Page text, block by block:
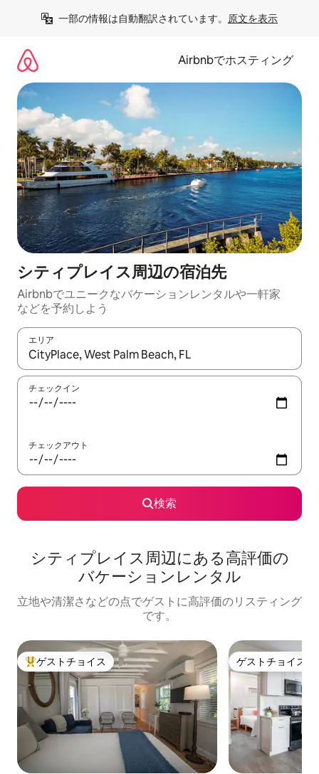
一部の情報は自動翻訳されています。 原文を表示
Airbnbでホスティング
シティプレイス⁠周⁠辺⁠の宿⁠泊⁠先
Airbnbでユニークなバ⁠ケ⁠ー⁠シ⁠ョ⁠ンレ⁠ン⁠タ⁠ルや一⁠軒⁠家
な⁠ど⁠を予⁠約⁠し⁠よ⁠う
エリア
検索結果が表示されたら、上下の矢印キーを使って移動するか
チェックイン
チェックアウト
検索
シティプレイス⁠周⁠辺⁠に⁠あ⁠る高⁠評⁠価⁠の
バ⁠ケ⁠ー⁠シ⁠ョ⁠ン⁠レ⁠ン⁠タ⁠ル
立地や清潔さなどの点でゲストに高評価のリスティング
です。
大好評のゲストチョイスです。
ゲストチョイス ゲストチョイス
ゲストチョイス